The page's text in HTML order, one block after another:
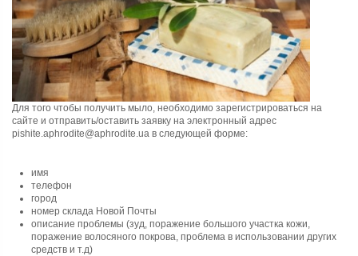
Для того чтобы получить мыло, необходимо зарегистрироваться на
сайте и отправить/оставить заявку на электронный адрес
pishite.aphrodite@aphrodite.ua в следующей форме:
имя
телефон
город
номер склада Новой Почты
описание проблемы (зуд, поражение большого участка кожи,
поражение волосяного покрова, проблема в использовании других
средств и т.д)